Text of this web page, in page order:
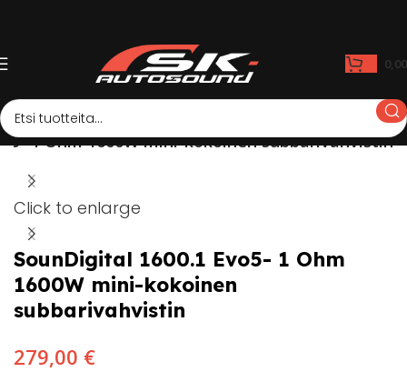
1 Ohm 1600W mini-kokoinen subbarivahvistin
Click to enlarge
SounDigital 1600.1 Evo5- 1 Ohm
1600W mini-kokoinen
subbarivahvistin
279,00 €